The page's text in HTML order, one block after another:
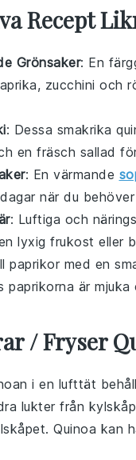
Recept
Grönsaker: En
zucchini och
: Dessa smakrika
en fräsch sallad
: En värmande
när du
: Luftiga och
lyxig frukost eller
paprikor med en
paprikorna är
/ Fryser
i en lufttät
lukter från
Quinoa kan